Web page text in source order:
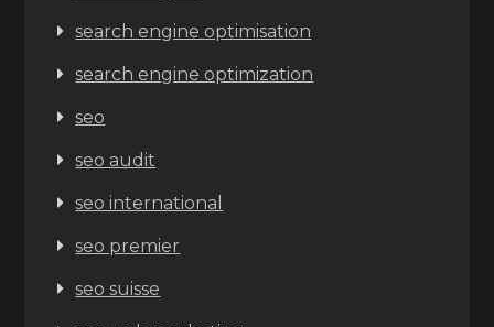
search engine optimisation
search engine optimization
seo
seo audit
seo international
seo premier
seo suisse